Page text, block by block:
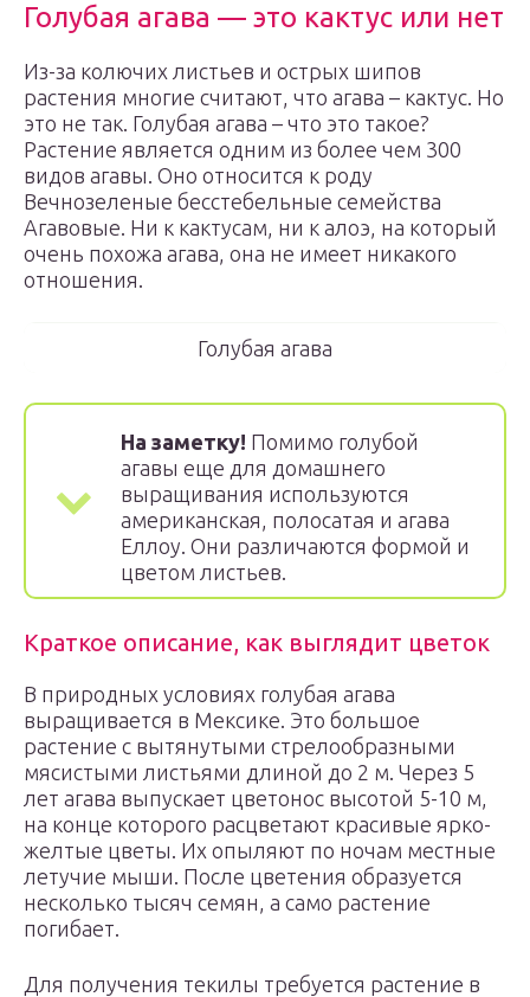
Голубая агава — это кактус или нет
Из-за колючих листьев и острых шипов
растения многие считают, что агава – кактус. Но
это не так. Голубая агава – что это такое?
Растение является одним из более чем 300
видов агавы. Оно относится к роду
Вечнозеленые бесстебельные семейства
Агавовые. Ни к кактусам, ни к алоэ, на который
очень похожа агава, она не имеет никакого
отношения.
Голубая агава
На заметку! Помимо голубой
агавы еще для домашнего
выращивания используются
американская, полосатая и агава
Еллоу. Они различаются формой и
цветом листьев.
Краткое описание, как выглядит цветок
В природных условиях голубая агава
выращивается в Мексике. Это большое
растение с вытянутыми стрелообразными
мясистыми листьями длиной до 2 м. Через 5
лет агава выпускает цветонос высотой 5-10 м,
на конце которого расцветают красивые ярко-
желтые цветы. Их опыляют по ночам местные
летучие мыши. После цветения образуется
несколько тысяч семян, а само растение
погибает.
Для получения текилы требуется растение в